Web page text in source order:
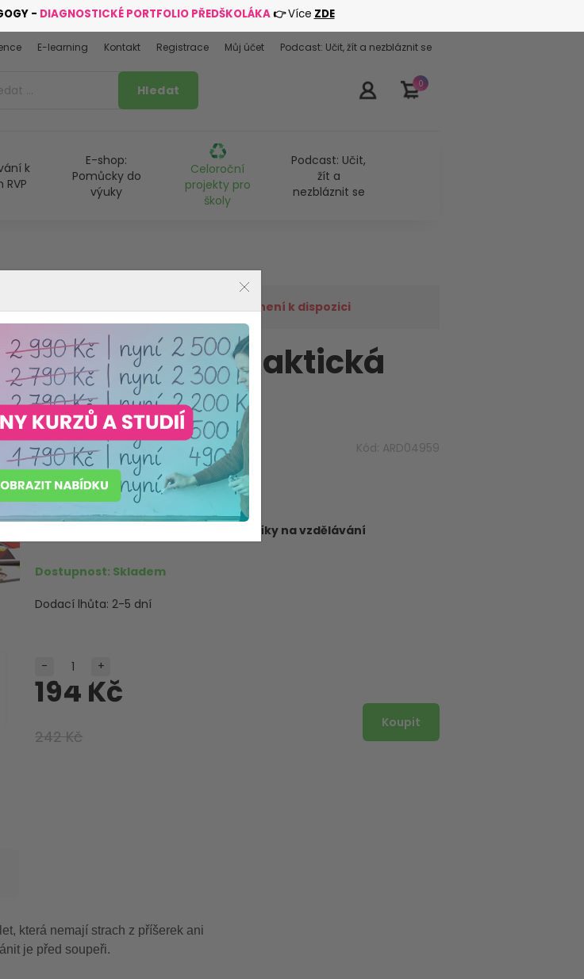
- DIAGNOSTICKÉ PORTFOLIO PŘEDŠKOLÁKA👉Více ZDE
0
k
RVP
E-shop:
Pomůcky do
výuky
Celoroční
projekty pro
školy
Podcast: Učit,
žít a
nezbláznit se
E-learning Kontakt Registrace Můj účet Podcast: Učit, žít a nezbláznit se
VYPRODÁNO - Tento produkt již není k dispozici
Horrorstein - taktická
hra do kapsy
Výrobce: DUMMY BEAR Kód: ARD04959
Máme akreditaci
Ministerstva školství ČR
Produkt pečlivě vybraný s odborníky na vzdělávání
Dostupnost: Skladem
Dodací lhůta: 2-5 dní
242 Kč
194 Kč
- +
která nemají strach z příšerek ani
je před soupeři.